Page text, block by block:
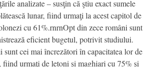
analizate – susţin că ştiu exact sumele
lunar, fiind urmaţi la acest capitol de
cu 61%.rnrnOpt din zece români sunt
eficient bugetul, potrivit studiului.
sunt cei mai încrezători în capacitatea lor de
fiind urmaţi de letoni şi maghiari cu 75% şi